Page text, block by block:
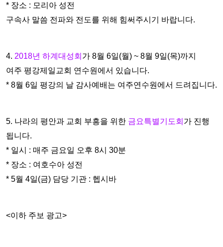
* 장소 : 모리아 성전
구속사 말씀 전파와 전도를 위해 힘써주시기 바랍니다.
4. 2018년 하계대성회 가 8월 6일(월) ~ 8월 9일(목)까지
여주 평강제일교회 연수원에서 있습니다.
* 8월 6일 평강의 날 감사예배는 여주연수원에서 드려집니다.
5. 나라의 평안과 교회 부흥을 위한 금요특별기도회 가 진행
됩니다.
* 일시 : 매주 금요일 오후 8시 30분
* 장소 : 여호수아 성전
* 5월 4일(금) 담당 기관 : 헵시바
<이하 주보 광고>